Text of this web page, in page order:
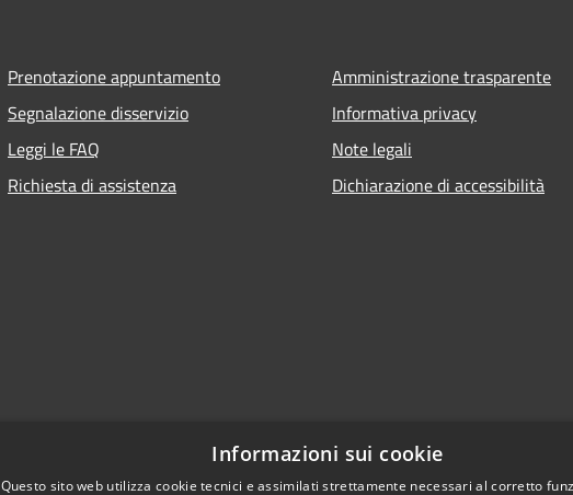
Prenotazione appuntamento
Segnalazione disservizio
Leggi le FAQ
Richiesta di assistenza
Amministrazione trasparente
Informativa privacy
Note legali
Dichiarazione di accessibilità
Informazioni sui cookie
Questo sito web utilizza cookie tecnici e assimilati strettamente necessari al corretto